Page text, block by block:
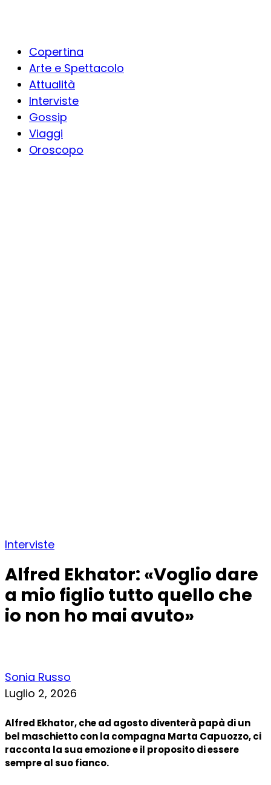
Copertina
Arte e Spettacolo
Attualità
Interviste
Gossip
Viaggi
Oroscopo
Interviste
Alfred Ekhator: «Voglio dare
a mio figlio tutto quello che
io non ho mai avuto»
Sonia Russo
Luglio 2, 2026
Alfred Ekhator, che ad agosto diventerà papà di un
bel maschietto con la compagna Marta Capuozzo, ci
racconta la sua emozione e il proposito di essere
sempre al suo fianco.